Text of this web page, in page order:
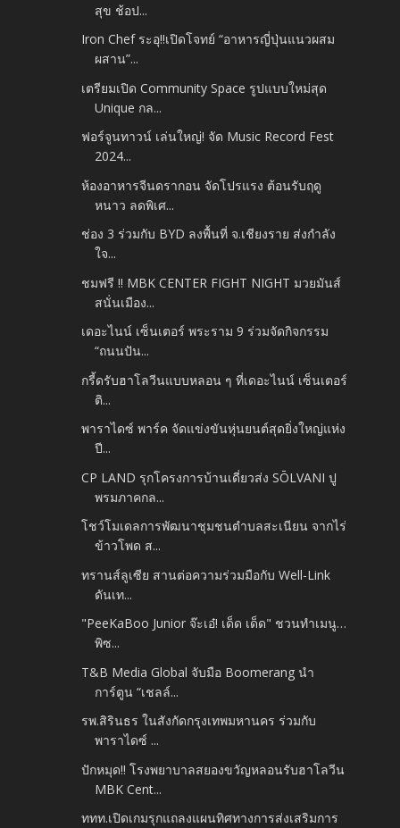
สุข ช้อป...
Iron Chef ระอุ!!เปิดโจทย์ “อาหารญี่ปุ่นแนวผสม
ผสาน”...
เตรียมเปิด Community Space รูปแบบใหม่สุด
Unique กล...
ฟอร์จูนทาวน์ เล่นใหญ่! จัด Music Record Fest
2024...
ห้องอาหารจีนดรากอน จัดโปรแรง ต้อนรับฤดู
หนาว ลดพิเศ...
ช่อง 3 ร่วมกับ BYD ลงพื้นที่ จ.เชียงราย ส่งกำลัง
ใจ...
ชมฟรี !! MBK CENTER FIGHT NIGHT มวยมันส์
สนั่นเมือง...
เดอะไนน์ เซ็นเตอร์ พระราม 9 ร่วมจัดกิจกรรม
“ถนนปัน...
กรี้ดรับฮาโลวีนแบบหลอน ๆ ที่เดอะไนน์ เซ็นเตอร์
ติ...
พาราไดซ์ พาร์ค จัดแข่งขันหุ่นยนต์สุดยิ่งใหญ่แห่ง
ปี...
CP LAND รุกโครงการบ้านเดี่ยวส่ง SŌLVANI ปู
พรมภาคกล...
โชว์โมเดลการพัฒนาชุมชนตำบลสะเนียน จากไร่
ข้าวโพด ส...
ทรานส์ลูเซีย สานต่อความร่วมมือกับ Well-Link
ดันเท...
"PeeKaBoo Junior จ๊ะเอ๋! เด็ด เด็ด" ชวนทำเมนู…
พิซ...
T&B Media Global จับมือ Boomerang นำ
การ์ตูน “เชลล์...
รพ.สิรินธร ในสังกัดกรุงเทพมหานคร ร่วมกับ
พาราไดซ์ ...
ปักหมุด!! โรงพยาบาลสยองขวัญหลอนรับฮาโลวีน
MBK Cent...
ททท.เปิดเกมรุกแถลงแผนทิศทางการส่งเสริมการ